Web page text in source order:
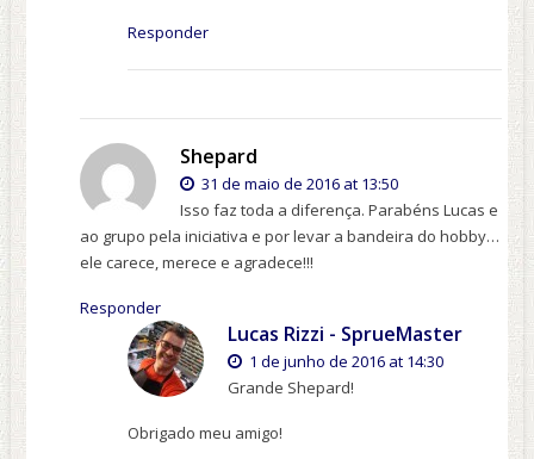
Responder
Shepard
31 de maio de 2016 at 13:50
Isso faz toda a diferença. Parabéns Lucas e
ao grupo pela iniciativa e por levar a bandeira do hobby…
ele carece, merece e agradece!!!
Responder
Lucas Rizzi - SprueMaster
1 de junho de 2016 at 14:30
Grande Shepard!
Obrigado meu amigo!